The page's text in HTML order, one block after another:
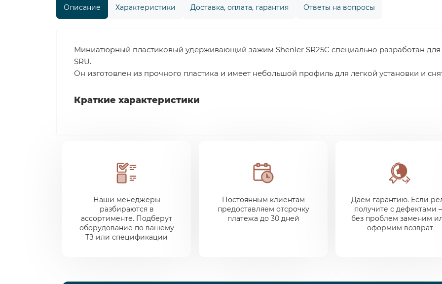
Описание Характеристики Доставка, оплата, гарантия Ответы на вопросы
Миниатюрный пластиковый удерживающий зажим Shenler SR25C специально разработан для
SRU.
Он изготовлен из прочного пластика и имеет небольшой профиль для легкой установки и
Краткие характеристики
Наши менеджеры
разбираются в
ассортименте. Подберут
оборудование по вашему
ТЗ или спецификации
Постоянным клиентам
предоставляем отсрочку
платежа до 30 дней
Даем гарантию. Если
получите с дефектами
без проблем заменим
оформим возврат